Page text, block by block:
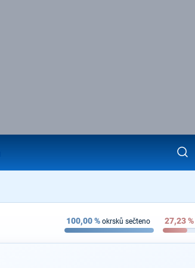
100,00% okrsků sečteno 27,23%